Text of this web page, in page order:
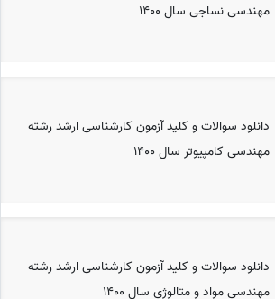
مهندسی نساجی سال 1400
دانلود سوالات و کلید آزمون کارشناسی ارشد رشته
مهندسی کامپیوتر سال 1400
دانلود سوالات و کلید آزمون کارشناسی ارشد رشته
مهندسی مواد و متالوژی سال 1400